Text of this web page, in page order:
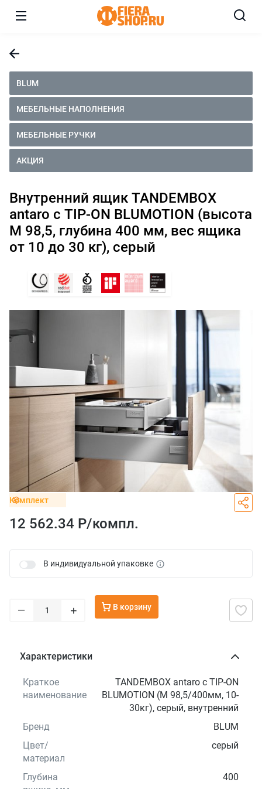
BLUM
МЕБЕЛЬНЫЕ НАПОЛНЕНИЯ
МЕБЕЛЬНЫЕ РУЧКИ
АКЦИЯ
Внутренний ящик TANDEMBOX
antaro с TIP-ON BLUMOTION (высота
М 98,5, глубина 400 мм, вес ящика
от 10 до 30 кг), серый
Комплект
12 562.34 Р/компл.
В индивидуальной упаковке
– + В корзину
Характеристики
Краткое
наименование
TANDEMBOX antaro с TIP-ON
BLUMOTION (М 98,5/400мм, 10-
30кг), серый, внутренний
Бренд
BLUM
Цвет/
материал
серый
Глубина
400